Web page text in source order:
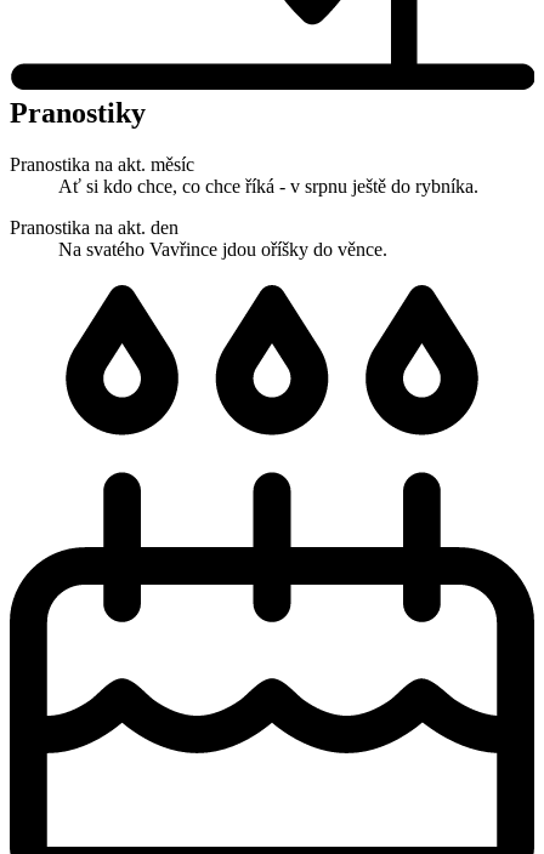
Pranostiky
Pranostika na akt. měsíc
Ať si kdo chce, co chce říká - v srpnu ještě do rybníka.
Pranostika na akt. den
Na svatého Vavřince jdou oříšky do věnce.